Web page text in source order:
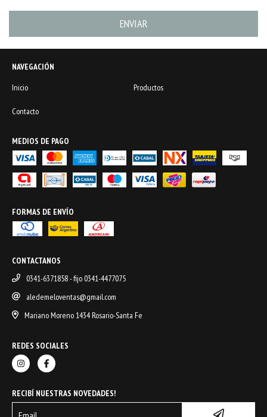
NAVEGACIÓN
Inicio
Productos
Contacto
MEDIOS DE PAGO
FORMAS DE ENVÍO
CONTACTANOS
0341-6371858 - fijo 0341-4477075
aledemeloventas@gmail.com
Mariano Moreno 1434 Rosario-Santa Fe
REDES SOCIALES
RECIBÍ NUESTRAS NOVEDADES!